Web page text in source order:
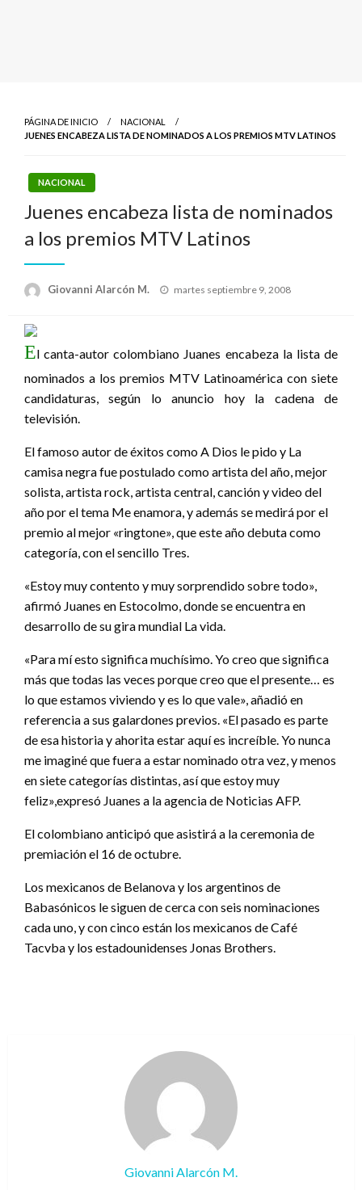
PÁGINA DE INICIO
NACIONAL
JUENES ENCABEZA LISTA DE NOMINADOS A LOS PREMIOS MTV LATINOS
NACIONAL
Juenes encabeza lista de nominados
a los premios MTV Latinos
Giovanni Alarcón M.
Publicado
martes septiembre 9, 2008
El canta-autor colombiano Juanes encabeza la lista de
nominados a los premios MTV Latinoamérica con siete
candidaturas, según lo anuncio hoy la cadena de
televisión.
El famoso autor de éxitos como A Dios le pido y La
camisa negra fue postulado como artista del año, mejor
solista, artista rock, artista central, canción y video del
año por el tema Me enamora, y además se medirá por el
premio al mejor «ringtone», que este año debuta como
categoría, con el sencillo Tres.
«Estoy muy contento y muy sorprendido sobre todo»,
afirmó Juanes en Estocolmo, donde se encuentra en
desarrollo de su gira mundial La vida.
«Para mí esto significa muchísimo. Yo creo que significa
más que todas las veces porque creo que el presente… es
lo que estamos viviendo y es lo que vale», añadió en
referencia a sus galardones previos. «El pasado es parte
de esa historia y ahorita estar aquí es increíble. Yo nunca
me imaginé que fuera a estar nominado otra vez, y menos
en siete categorías distintas, así que estoy muy
feliz»,expresó Juanes a la agencia de Noticias AFP.
El colombiano anticipó que asistirá a la ceremonia de
premiación el 16 de octubre.
Los mexicanos de Belanova y los argentinos de
Babasónicos le siguen de cerca con seis nominaciones
cada uno, y con cinco están los mexicanos de Café
Tacvba y los estadounidenses Jonas Brothers.
Giovanni Alarcón M.